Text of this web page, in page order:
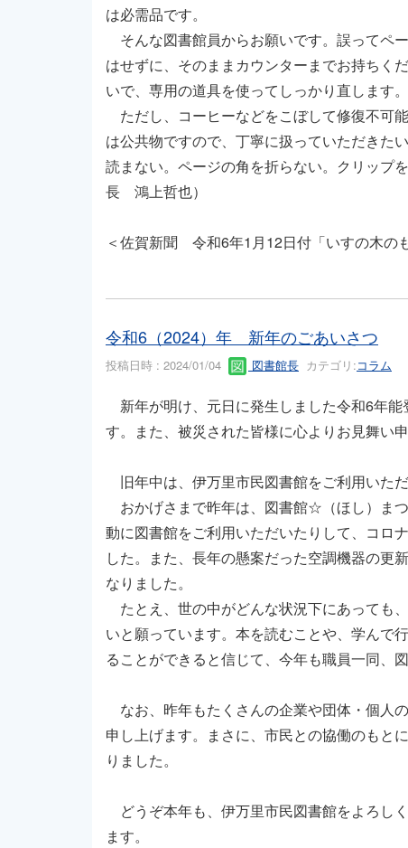
は必需品です。
そんな図書館員からお願いです。誤ってペ
はせずに、そのままカウンターまでお持ちく
いで、専用の道具を使ってしっかり直します。
ただし、コーヒーなどをこぼして修復不可
は公共物ですので、丁寧に扱っていただきた
読まない。ページの角を折らない。クリッ
長 鴻上哲也）
＜佐賀新聞 令和6年1月12日付「いすの木の
令和6（2024）年 新年のごあいさつ
投稿日時 : 2024/01/04 図書館長 カテゴリ:コラム
新年が明け、元日に発生しました令和6年
す。また、被災された皆様に心よりお見舞い
旧年中は、伊万里市民図書館をご利用いた
おかげさまで昨年は、図書館☆（ほし）ま
動に図書館をご利用いただいたりして、コロ
した。また、長年の懸案だった空調機器の更
なりました。
たとえ、世の中がどんな状況下にあっても
いと願っています。本を読むことや、学んで
ることができると信じて、今年も職員一同、
なお、昨年もたくさんの企業や団体・個人
申し上げます。まさに、市民との協働のもと
りました。
どうぞ本年も、伊万里市民図書館をよろし
ます。